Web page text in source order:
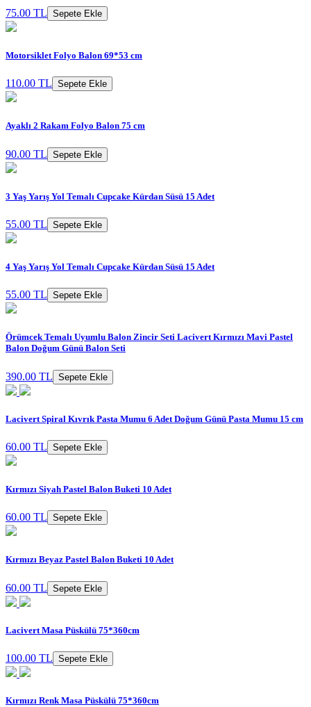
75.00 TL Sepete Ekle
Motorsiklet Folyo Balon 69*53 cm
110.00 TL Sepete Ekle
Ayaklı 2 Rakam Folyo Balon 75 cm
90.00 TL Sepete Ekle
3 Yaş Yarış Yol Temalı Cupcake Kürdan Süsü 15 Adet
55.00 TL Sepete Ekle
4 Yaş Yarış Yol Temalı Cupcake Kürdan Süsü 15 Adet
55.00 TL Sepete Ekle
Örümcek Temalı Uyumlu Balon Zincir Seti Lacivert Kırmızı Mavi Pastel
Balon Doğum Günü Balon Seti
390.00 TL Sepete Ekle
Lacivert Spiral Kıvrık Pasta Mumu 6 Adet Doğum Günü Pasta Mumu 15 cm
60.00 TL Sepete Ekle
Kırmızı Siyah Pastel Balon Buketi 10 Adet
60.00 TL Sepete Ekle
Kırmızı Beyaz Pastel Balon Buketi 10 Adet
60.00 TL Sepete Ekle
Lacivert Masa Püskülü 75*360cm
100.00 TL Sepete Ekle
Kırmızı Renk Masa Püskülü 75*360cm